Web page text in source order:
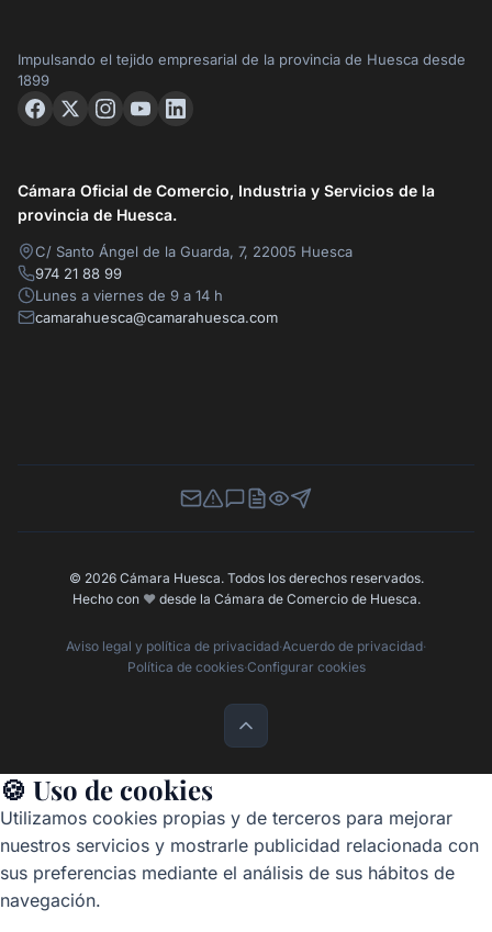
Impulsando el tejido empresarial de la provincia de Huesca desde
1899
Cámara Oficial de Comercio, Industria y Servicios de la
provincia de Huesca.
C/ Santo Ángel de la Guarda, 7, 22005 Huesca
974 21 88 99
Lunes a viernes de 9 a 14 h
camarahuesca@camarahuesca.com
Newsletter
Canal de Denuncias
Buzón de Sugerencias
Perfil Contratante
Ley de Transparencia
Contacta con nosotros
© 2026 Cámara Huesca. Todos los derechos reservados.
Hecho con ❤️desde la Cámara de Comercio de Huesca.
Aviso legal y política de privacidad·Acuerdo de privacidad·
Política de cookies·Configurar cookies
🍪 Uso de cookies
Utilizamos cookies propias y de terceros para mejorar
nuestros servicios y mostrarle publicidad relacionada con
sus preferencias mediante el análisis de sus hábitos de
navegación.